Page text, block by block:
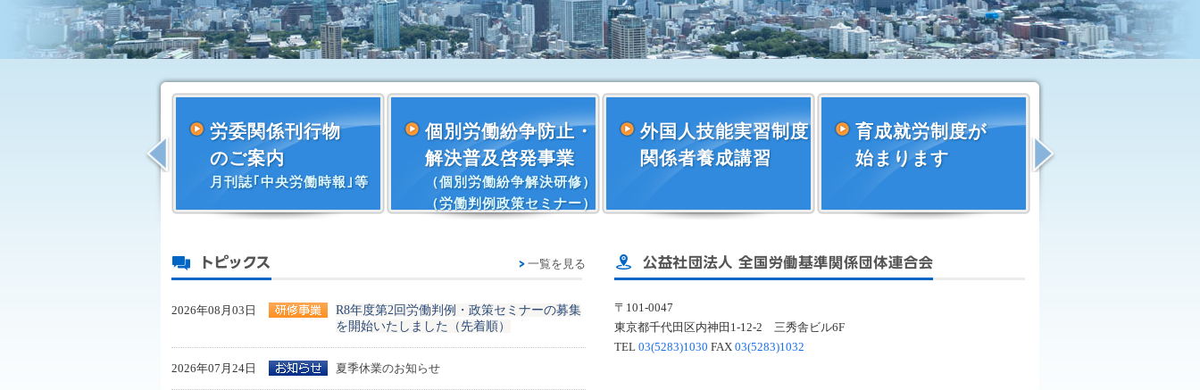
労委関係刊行物
のご案内
月刊誌｢中央労働時報｣等
個別労働紛争防止・
解決普及啓発事業
（個別労働紛争解決研修）
（労働判例政策セミナー）
外国人技能実習制度
関係者養成講習
育成就労制度が
始まります
トピックス
一覧を見る
2026年08月03日
R8年度第2回労働判例・政策セミナーの募集
を開始いたしました（先着順）
2026年07月24日 夏季休業のお知らせ
〒101-0047
東京都千代田区内神田1-12-2 三秀舎ビル6F
TEL 03(5283)1030 FAX 03(5283)1032